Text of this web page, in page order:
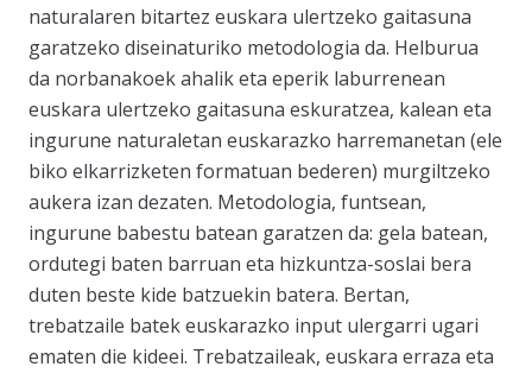
naturalaren bitartez euskara ulertzeko gaitasuna
garatzeko diseinaturiko metodologia da. Helburua
da norbanakoek ahalik eta eperik laburrenean
euskara ulertzeko gaitasuna eskuratzea, kalean eta
ingurune naturaletan euskarazko harremanetan (ele
biko elkarrizketen formatuan bederen) murgiltzeko
aukera izan dezaten. Metodologia, funtsean,
ingurune babestu batean garatzen da: gela batean,
ordutegi baten barruan eta hizkuntza-soslai bera
duten beste kide batzuekin batera. Bertan,
trebatzaile batek euskarazko input ulergarri ugari
ematen die kideei. Trebatzaileak, euskara erraza eta